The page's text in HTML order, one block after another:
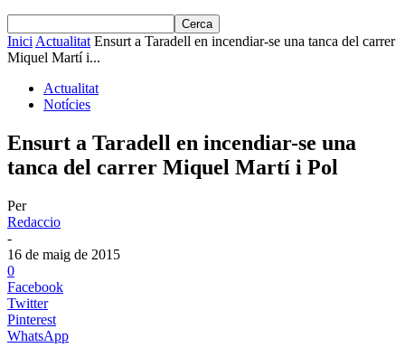
Inici Actualitat Ensurt a Taradell en incendiar-se una tanca del carrer
Miquel Martí i...
Actualitat
Notícies
Ensurt a Taradell en incendiar-se una
tanca del carrer Miquel Martí i Pol
Per
Redaccio
-
16 de maig de 2015
0
Facebook
Twitter
Pinterest
WhatsApp